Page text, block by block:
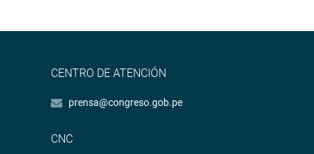
CENTRO DE ATENCIÓN
prensa@congreso.gob.pe
CNC